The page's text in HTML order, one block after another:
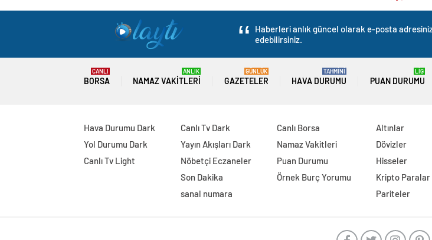
BEĞENDİM ABONE OL News
TUNCAY TÜRKGÜLÜ
Sağlık ve Sosyal Hizmet Emekçileri Sendikası (SES) Düzce örgütü bugün
değişiklik yapılması ile ilgili 5 Şubat 2024 tarihli kanun teklifi geçtiğimiz
görüşmeye başlanmıştır. Meclis’e sunulan Sağlık, Aile Komisyonu’nda TTB,
meslek örgütleri görüşlerini ifade etmişlerdir ancak öneri ve eleştirilerimiz
TBMM komisyonundan yasa olduğu gibi geçirilmiş ve TBMM Genel Kurulu’na
görüşmelerine başlanmıştır. Yasa teklifinin görüşmelerinin